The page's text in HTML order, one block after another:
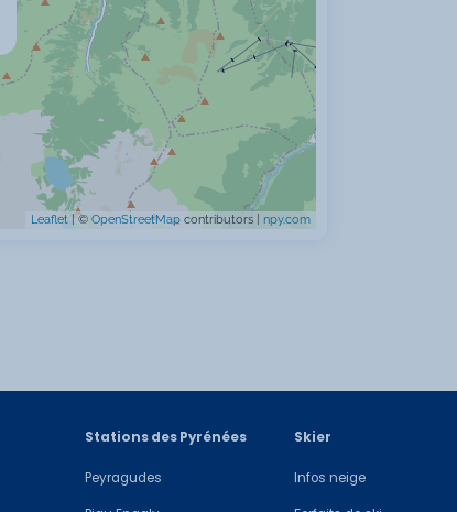
Leaflet | © OpenStreetMap contributors | npy.com
Stations des Pyrénées
Peyragudes
Skier
Infos neige